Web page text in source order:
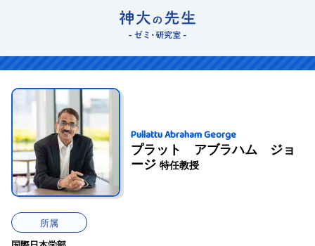
Pullattu Abraham George
プラット アブラハム ジョ
ージ 特任教授
所属